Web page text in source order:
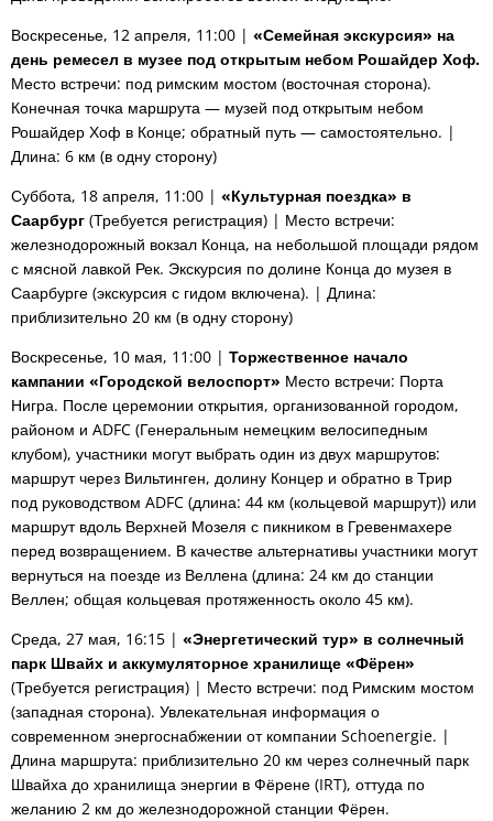
Воскресенье, 12 апреля, 11:00 | «Семейная экскурсия» на
день ремесел в музее под открытым небом Рошайдер Хоф.
Место встречи: под римским мостом (восточная сторона).
Конечная точка маршрута — музей под открытым небом
Рошайдер Хоф в Конце; обратный путь — самостоятельно. |
Длина: 6 км (в одну сторону)
Суббота, 18 апреля, 11:00 | «Культурная поездка» в
Саарбург (Требуется регистрация) | Место встречи:
железнодорожный вокзал Конца, на небольшой площади рядом
с мясной лавкой Рек. Экскурсия по долине Конца до музея в
Саарбурге (экскурсия с гидом включена). | Длина:
приблизительно 20 км (в одну сторону)
Воскресенье, 10 мая, 11:00 | Торжественное начало
кампании «Городской велоспорт» Место встречи: Порта
Нигра. После церемонии открытия, организованной городом,
районом и ADFC (Генеральным немецким велосипедным
клубом), участники могут выбрать один из двух маршрутов:
маршрут через Вильтинген, долину Концер и обратно в Трир
под руководством ADFC (длина: 44 км (кольцевой маршрут)) или
маршрут вдоль Верхней Мозеля с пикником в Гревенмахере
перед возвращением. В качестве альтернативы участники могут
вернуться на поезде из Веллена (длина: 24 км до станции
Веллен; общая кольцевая протяженность около 45 км).
Среда, 27 мая, 16:15 | «Энергетический тур» в солнечный
парк Швайх и аккумуляторное хранилище «Фёрен»
(Требуется регистрация) | Место встречи: под Римским мостом
(западная сторона). Увлекательная информация о
современном энергоснабжении от компании Schoenergie. |
Длина маршрута: приблизительно 20 км через солнечный парк
Швайха до хранилища энергии в Фёрене (IRT), оттуда по
желанию 2 км до железнодорожной станции Фёрен.